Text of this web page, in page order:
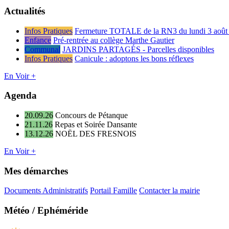
Actualités
Infos Pratiques Fermeture TOTALE de la RN3 du lundi 3 août
Enfance Pré-rentrée au collège Marthe Gautier
Communal JARDINS PARTAGÉS - Parcelles disponibles
Infos Pratiques Canicule : adoptons les bons réflexes
En Voir +
Agenda
20.09.26 Concours de Pétanque
21.11.26 Repas et Soirée Dansante
13.12.26 NOËL DES FRESNOIS
En Voir +
Mes démarches
Documents Administratifs Portail Famille Contacter la mairie
Météo / Ephéméride